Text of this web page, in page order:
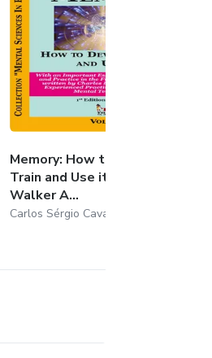
Memory: How to Develop,
Train and Use it by William
Walker A...